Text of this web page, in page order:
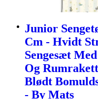
Junior
Cm - Hvidt
Sengesæt
Og
Blødt
- By Mats